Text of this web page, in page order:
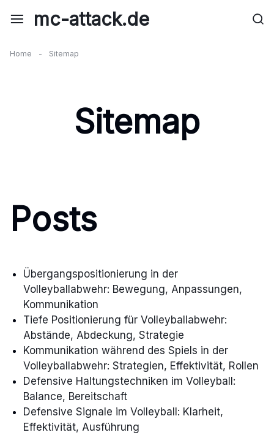
mc-attack.de
Home - Sitemap
Sitemap
Posts
Übergangspositionierung in der
Volleyballabwehr: Bewegung, Anpassungen,
Kommunikation
Tiefe Positionierung für Volleyballabwehr:
Abstände, Abdeckung, Strategie
Kommunikation während des Spiels in der
Volleyballabwehr: Strategien, Effektivität, Rollen
Defensive Haltungstechniken im Volleyball:
Balance, Bereitschaft
Defensive Signale im Volleyball: Klarheit,
Effektivität, Ausführung